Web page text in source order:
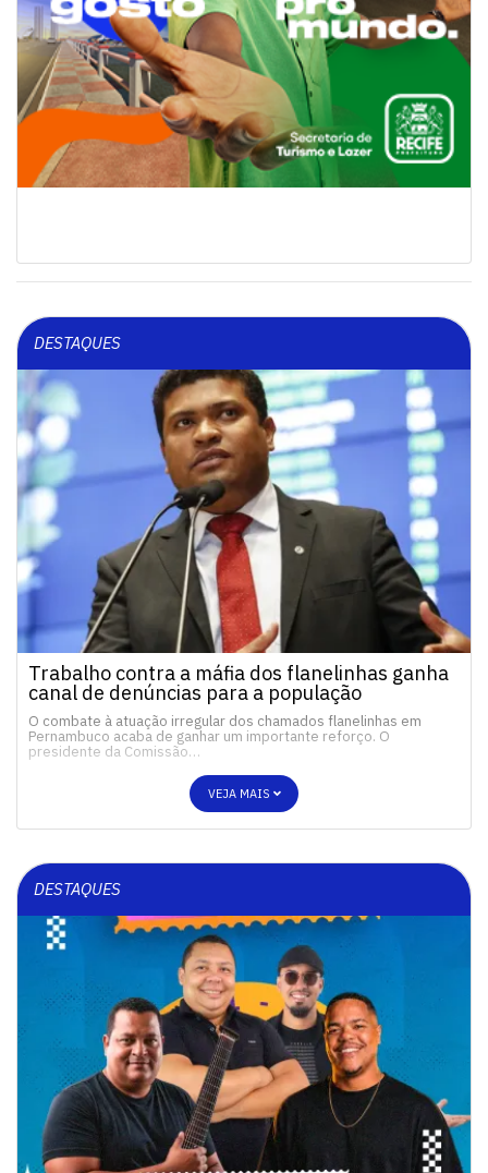
DESTAQUES
Trabalho contra a máfia dos flanelinhas ganha
canal de denúncias para a população
O combate à atuação irregular dos chamados flanelinhas em
Pernambuco acaba de ganhar um importante reforço. O
presidente da Comissão…
VEJA MAIS
DESTAQUES